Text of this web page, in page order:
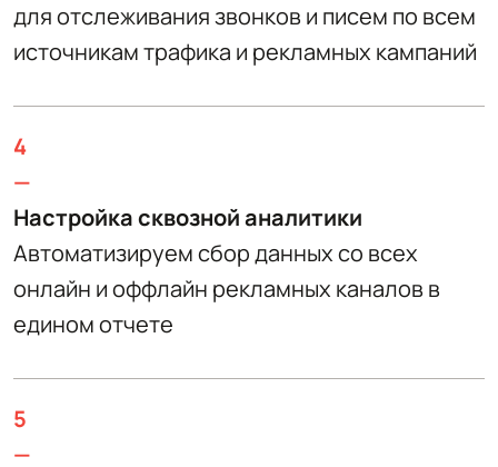
для отслеживания звонков и писем по всем
источникам трафика и рекламных кампаний
4
—
Настройка сквозной аналитики
Автоматизируем сбор данных со всех
онлайн и оффлайн рекламных каналов в
едином отчете
5
—